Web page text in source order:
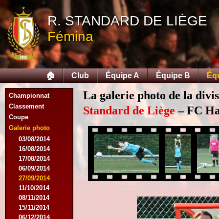
R. STANDARD DE LIÈGE
Fémina
🏠 Club Équipe A Équipe B
Championnat
Classement
Coupe
Galerie photo
03/08/2014
16/08/2014
17/08/2014
06/09/2014
27/09/2014
11/10/2014
08/11/2014
15/11/2014
06/12/2014
La galerie photo de la
Standard de Liège– FC